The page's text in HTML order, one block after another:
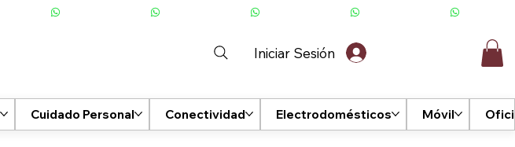
Iniciar Sesión
Cuidado Personal Conectividad Electrodomésticos Móvil